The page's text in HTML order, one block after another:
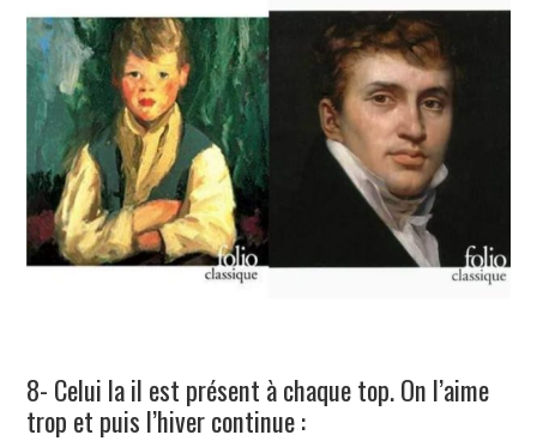
8- Celui la il est présent à chaque top. On l’aime
trop et puis l’hiver continue :